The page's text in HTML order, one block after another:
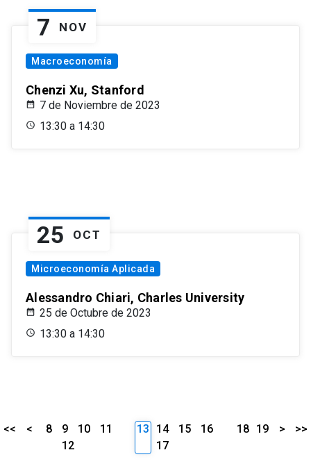
7 NOV
Macroeconomía
Chenzi Xu, Stanford
7 de Noviembre de 2023
13:30 a 14:30
25 OCT
Microeconomía Aplicada
Alessandro Chiari, Charles University
25 de Octubre de 2023
13:30 a 14:30
<< < 8 9 10
11
12
13 14 15
16
17
18 19 > >>